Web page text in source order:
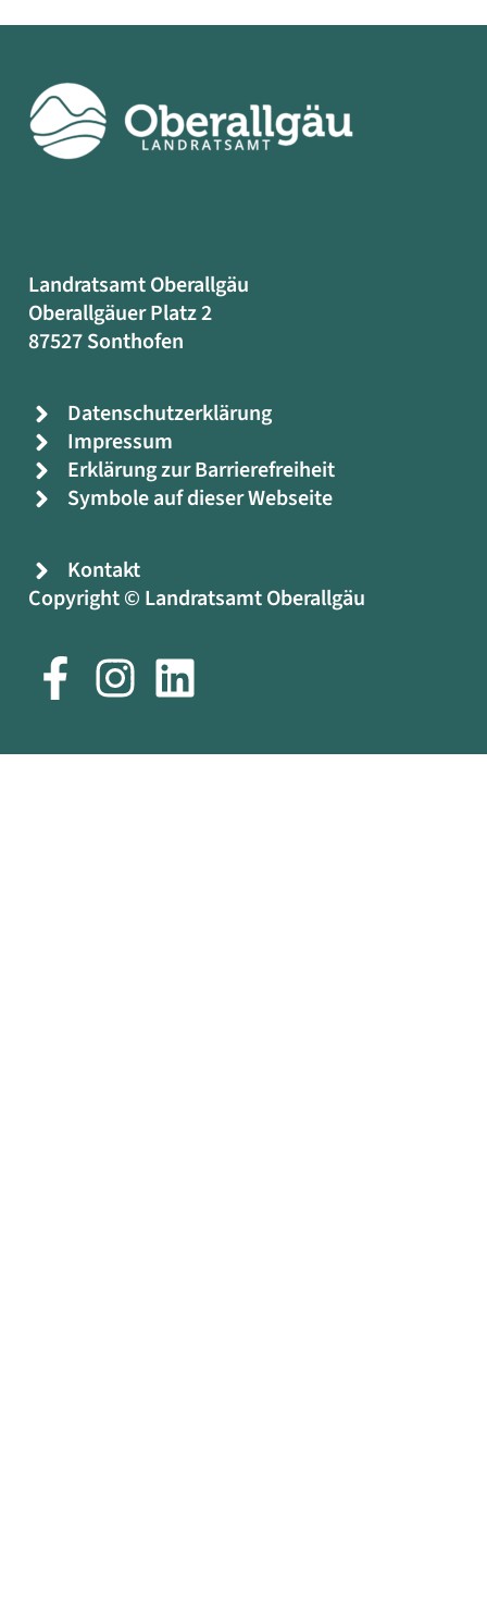
Landratsamt Oberallgäu
Oberallgäuer Platz 2
87527 Sonthofen
Datenschutzerklärung
Impressum
Erklärung zur Barrierefreiheit
Symbole auf dieser Webseite
Kontakt
Copyright © Landratsamt Oberallgäu